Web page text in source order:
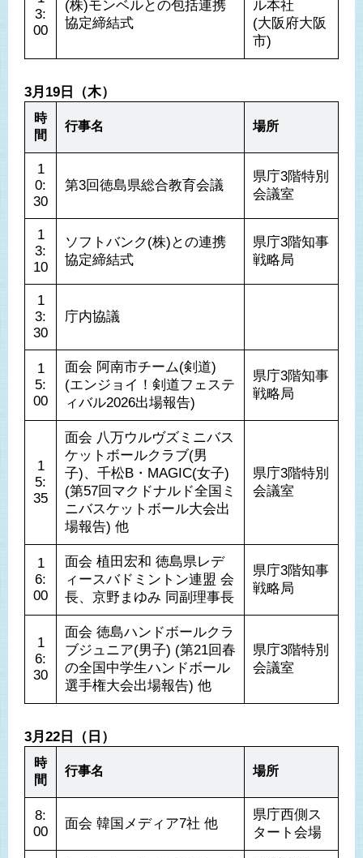
3:
00
(株)モンベルとの包括連携
協定締結式
ル本社
(大阪府大阪
市)
3月19日（木）
時
間
行事名 場所
1
0:
30
第3回徳島県総合教育会議
県庁3階特別
会議室
1
3:
10
ソフトバンク(株)との連携
協定締結式
県庁3階知事
戦略局
1
3:
30
庁内協議
1
5:
00
面会 阿南市チーム(剣道)
(エンジョイ！剣道フェステ
ィバル2026出場報告)
県庁3階知事
戦略局
1
5:
35
面会 八万ウルヴズミニバス
ケットボールクラブ(男
子)、千松B・MAGIC(女子)
(第57回マクドナルド全国ミ
ニバスケットボール大会出
場報告) 他
県庁3階特別
会議室
1
6:
00
面会 植田宏和 徳島県レデ
ィースバドミントン連盟 会
長、京野まゆみ 同副理事長
県庁3階知事
戦略局
1
6:
30
面会 徳島ハンドボールクラ
ブジュニア(男子) (第21回春
の全国中学生ハンドボール
選手権大会出場報告) 他
県庁3階特別
会議室
3月22日（日）
時
間
行事名 場所
8:
00
面会 韓国メディア7社 他
県庁西側ス
タート会場